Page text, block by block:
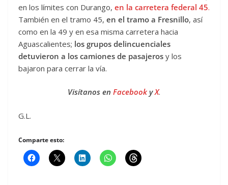
en los límites con Durango, en la carretera federal 45.
También en el tramo 45, en el tramo a Fresnillo, así
como en la 49 y en esa misma carretera hacia
Aguascalientes; los grupos delincuenciales
detuvieron a los camiones de pasajeros y los
bajaron para cerrar la vía.
Visítanos en FacebookyX.
G.L.
Comparte esto: